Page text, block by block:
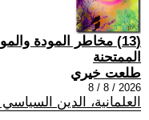
(13) مخاطر المودة
الممتحنة
طلعت خيري
2026 / 8 / 8
العلمانية، الدين